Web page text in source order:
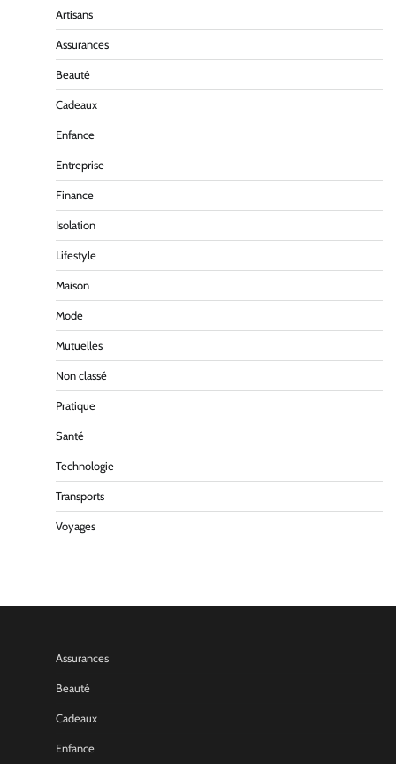
Artisans
Assurances
Beauté
Cadeaux
Enfance
Entreprise
Finance
Isolation
Lifestyle
Maison
Mode
Mutuelles
Non classé
Pratique
Santé
Technologie
Transports
Voyages
Assurances
Beauté
Cadeaux
Enfance